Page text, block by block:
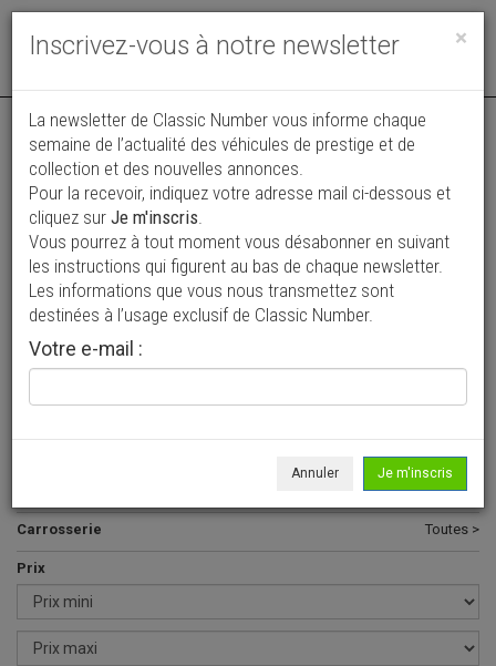
Toggle
Vos annonces vues par
plus de 4 millions de collectionneurs
Ajouter une annonce
> Rechercher un véhicule
Tous >
Carrosserie Toutes >
Prix
×
Inscrivez-vous à notre newsletter
La newsletter de Classic Number vous informe chaque
semaine de l’actualité des véhicules de prestige et de
collection et des nouvelles annonces.
Pour la recevoir, indiquez votre adresse mail ci-dessous et
cliquez sur Je m'inscris.
Vous pourrez à tout moment vous désabonner en suivant
les instructions qui figurent au bas de chaque newsletter.
Les informations que vous nous transmettez sont
destinées à l’usage exclusif de Classic Number.
Votre e-mail :
Annuler Je m'inscris